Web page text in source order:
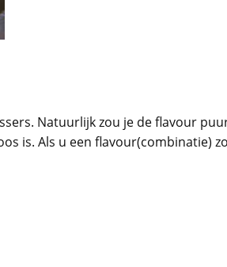
Natuurlijk zou je de flavour
is. Als u een flavour(combinatie)